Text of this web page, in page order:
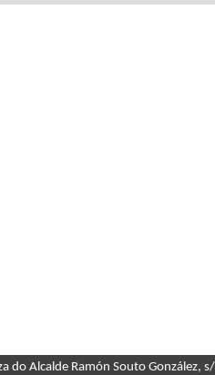
do Alcalde Ramón Souto